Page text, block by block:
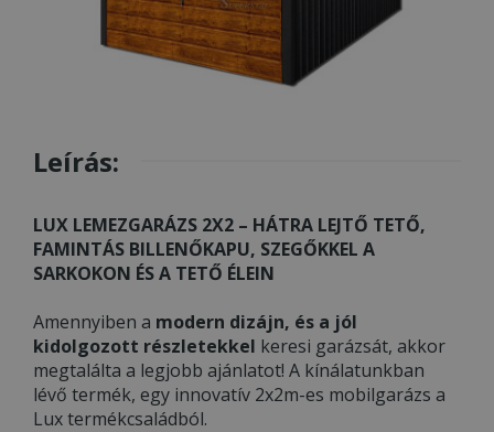
Leírás:
LUX LEMEZGARÁZS 2X2 – HÁTRA LEJTŐ TETŐ,
FAMINTÁS BILLENŐKAPU, SZEGŐKKEL A
SARKOKON ÉS A TETŐ ÉLEIN
Amennyiben a modern dizájn, és a jól
kidolgozott részletekkel keresi garázsát, akkor
megtalálta a legjobb ajánlatot! A kínálatunkban
lévő termék, egy innovatív 2x2m-es mobilgarázs a
Lux termékcsaládból.